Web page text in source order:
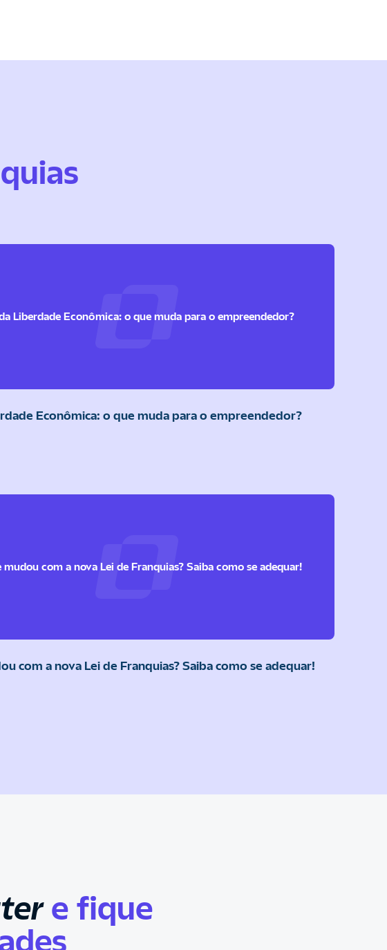
Liberdade Econômica: o que muda para o empreendedor?
Econômica: o que muda para o empreendedor?
mudou com a nova Lei de Franquias? Saiba como se adequar!
com a nova Lei de Franquias? Saiba como se adequar!
e fique